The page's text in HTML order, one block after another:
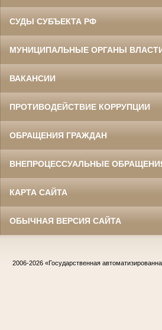
СУДЫ СУБЪЕКТА РФ
МУНИЦИПАЛЬНЫЕ ОРГАНЫ
ВАКАНСИИ
ПРОТИВОДЕЙСТВИЕ КОРРУПЦИИ
ОБРАЩЕНИЯ ГРАЖДАН
ВНЕПРОЦЕССУАЛЬНЫЕ
КАРТА САЙТА
ОБЫЧНАЯ ВЕРСИЯ САЙТА
2006-2026 «Государственная